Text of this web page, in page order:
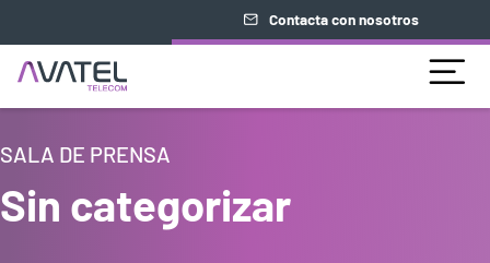
Contacta con nosotros
SALA DE PRENSA
Sin categorizar